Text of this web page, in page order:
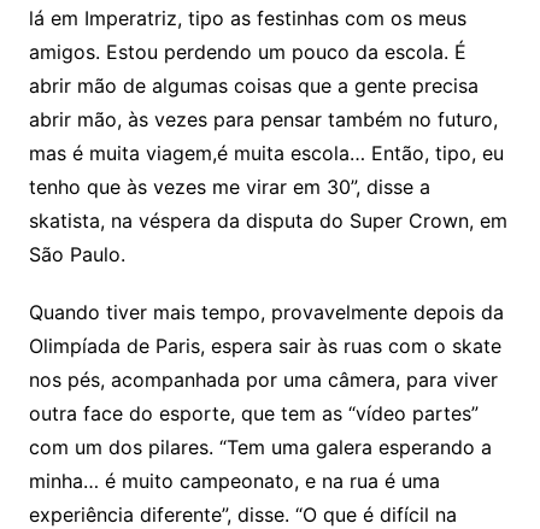
lá em Imperatriz, tipo as festinhas com os meus
amigos. Estou perdendo um pouco da escola. É
abrir mão de algumas coisas que a gente precisa
abrir mão, às vezes para pensar também no futuro,
mas é muita viagem,é muita escola… Então, tipo, eu
tenho que às vezes me virar em 30”, disse a
skatista, na véspera da disputa do Super Crown, em
São Paulo.
Quando tiver mais tempo, provavelmente depois da
Olimpíada de Paris, espera sair às ruas com o skate
nos pés, acompanhada por uma câmera, para viver
outra face do esporte, que tem as “vídeo partes”
com um dos pilares. “Tem uma galera esperando a
minha… é muito campeonato, e na rua é uma
experiência diferente”, disse. “O que é difícil na